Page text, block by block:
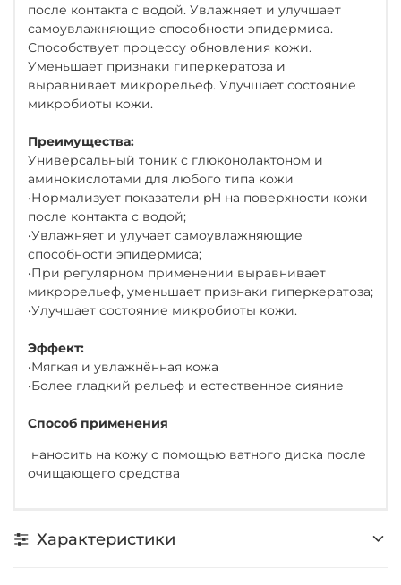
после контакта с водой. Увлажняет и улучшает
самоувлажняющие способности эпидермиса.
Способствует процессу обновления кожи.
Уменьшает признаки гиперкератоза и
выравнивает микрорельеф. Улучшает состояние
микробиоты кожи.
Преимущества:
Универсальный тоник с глюконолактоном и
аминокислотами для любого типа кожи
•Нормализует показатели pH на поверхности кожи
после контакта с водой;
•Увлажняет и улучает самоувлажняющие
способности эпидермиса;
•При регулярном применении выравнивает
микрорельеф, уменьшает признаки гиперкератоза;
•Улучшает состояние микробиоты кожи.
Эффект:
•Мягкая и увлажнённая кожа
•Более гладкий рельеф и естественное сияние
Способ применения
наносить на кожу с помощью ватного диска после
очищающего средства
Характеристики